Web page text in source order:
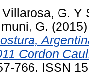
Villarosa, G. Y
G.
Cordon
766. ISSN